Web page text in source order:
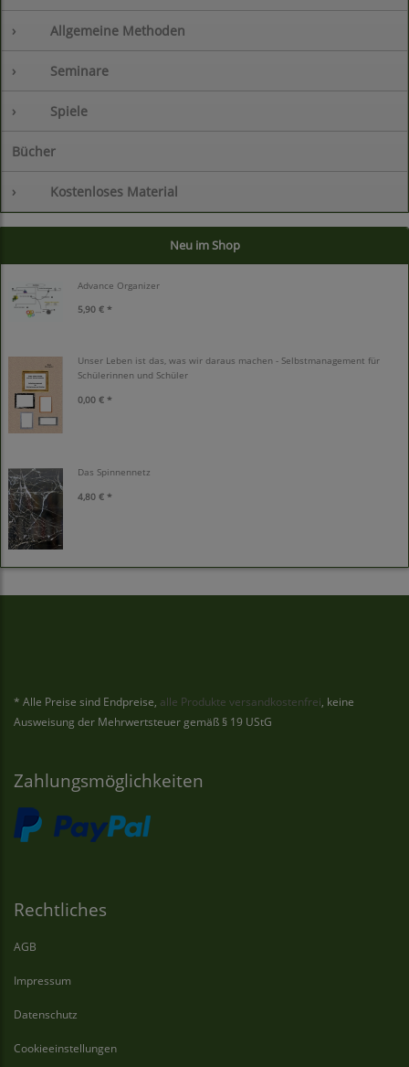
› Allgemeine Methoden
› Seminare
› Spiele
Bücher
› Kostenloses Material
Neu im Shop
Advance Organizer
5,90 € *
Unser Leben ist das, was wir daraus machen - Selbstmanagement für
Schülerinnen und Schüler
0,00 € *
Das Spinnennetz
4,80 € *
* Alle Preise sind Endpreise, alle Produkte versandkostenfrei , keine
Ausweisung der Mehrwertsteuer gemäß § 19 UStG
Zahlungsmöglichkeiten
Rechtliches
AGB
Impressum
Datenschutz
Cookieeinstellungen